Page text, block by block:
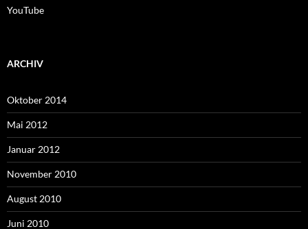
YouTube
ARCHIV
Oktober 2014
Mai 2012
Januar 2012
November 2010
August 2010
Juni 2010